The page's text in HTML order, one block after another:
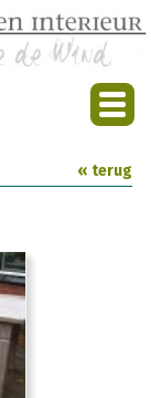
« terug